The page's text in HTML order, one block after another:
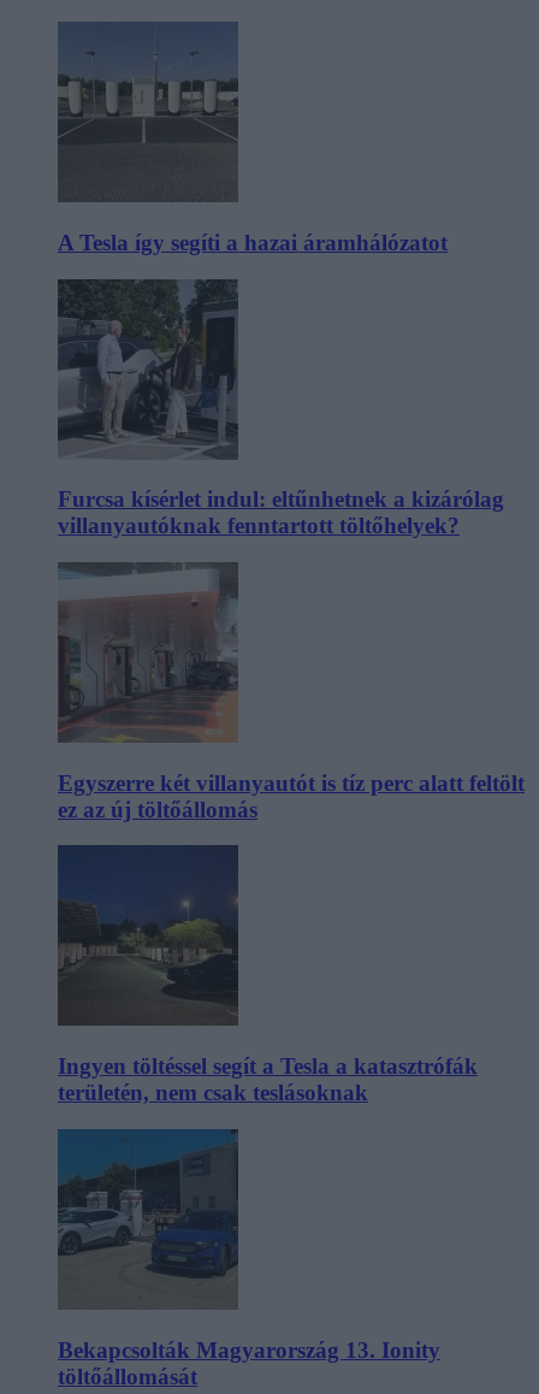
A Tesla így segíti a hazai áramhálózatot
Furcsa kísérlet indul: eltűnhetnek a kizárólag
villanyautóknak fenntartott töltőhelyek?
Egyszerre két villanyautót is tíz perc alatt feltölt
ez az új töltőállomás
Ingyen töltéssel segít a Tesla a katasztrófák
területén, nem csak teslásoknak
Bekapcsolták Magyarország 13. Ionity
töltőállomását